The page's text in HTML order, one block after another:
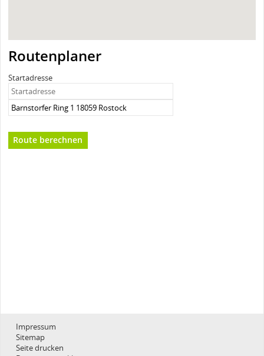
Routenplaner
Startadresse
Impressum
Sitemap
Seite drucken